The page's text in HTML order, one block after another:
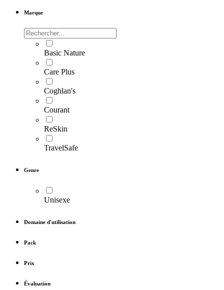
Marque
Basic Nature
Care Plus
Coghlan's
Courant
ReSkin
TravelSafe
Genre
Unisexe
Domaine d'utilisation
Pack
Prix
Évaluation